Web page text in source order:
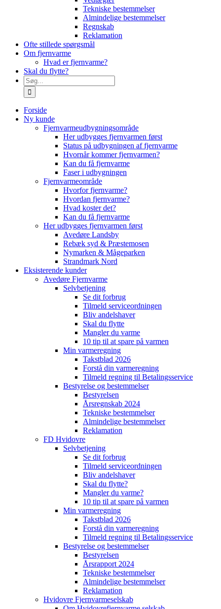
Tekniske bestemmelser
Almindelige bestemmelser
Regnskab
Reklamation
Ofte stillede spørgsmål
Om fjernvarme
Hvad er fjernvarme?
Skal du flytte?
Søg
efter:
Forside
Ny kunde
Fjernvarmeudbygningsområde
Her udbygges fjernvarmen først
Status på udbygningen af fjernvarme
Hvornår kommer fjernvarmen?
Kan du få fjernvarme
Faser i udbygningen
Fjernvarmeområde
Hvorfor fjernvarme?
Hvordan fjernvarme?
Hvad koster det?
Kan du få fjernvarme
Her udbygges fjernvarmen først
Avedøre Landsby
Rebæk syd & Præstemosen
Nymarken & Mågeparken
Strandmark Nord
Eksisterende kunder
Avedøre Fjernvarme
Selvbetjening
Se dit forbrug
Tilmeld serviceordningen
Bliv andelshaver
Skal du flytte
Mangler du varme
10 tip til at spare på varmen
Min varmeregning
Takstblad 2026
Forstå din varmeregning
Tilmeld regning til Betalingsservice
Bestyrelse og bestemmelser
Bestyrelsen
Årsregnskab 2024
Tekniske bestemmelser
Almindelige bestemmelser
Reklamation
FD Hvidovre
Selvbetjening
Se dit forbrug
Tilmeld serviceordningen
Bliv andelshaver
Skal du flytte?
Mangler du varme?
10 tip til at spare på varmen
Min varmeregning
Takstblad 2026
Forstå din varmeregning
Tilmeld regning til Betalingsservice
Bestyrelse og bestemmelser
Bestyrelsen
Årsrapport 2024
Tekniske bestemmelser
Almindelige bestemmelser
Reklamation
Hvidovre Fjernvarmeselskab